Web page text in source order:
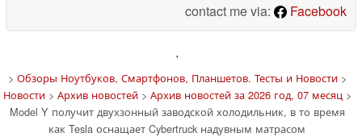
contact me via:
Facebook
'
> Обзоры Ноутбуков, Смартфонов, Планшетов. Тесты и Новости>
Новости> Архив новостей> Архив новостей за 2026 год, 07 месяц >
Model Y получит двухзонный заводской холодильник, в то время
как Tesla оснащает Cybertruck надувным матрасом